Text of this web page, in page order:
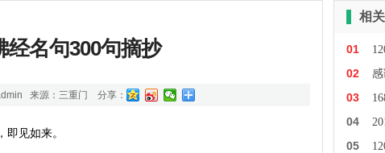
经名句300句摘抄
来源： 三重门 分享：
喻者；法尚应舍，何况非法。

163、 世人都晓神仙好，唯有功名忘不了；古今将相在何方？荒冢一堆草没了。

164、为诸庶类作不请之友。受持如来甚深法藏。护佛种性常使不绝。

165、于诸众生，视若自己。拯济负荷，皆度彼岸。    

166、  我作佛时，十方众生，闻我名号，至心信乐。所有善根，心心回向，愿生我国。乃至十念，若不生者，不取正觉。唯除五逆，诽谤正法。

167、观法如化，三昧常寂。

168、 于诸有情，常怀慈忍，和颜爱语，劝谕策进。

169、 若有众生住大乘者，以清净心，向无量寿。乃至十念，愿生其国。闻甚深法，即生信解。乃至获得一念净心，发一念心念于彼佛。此人临命终时，如在梦中，见阿弥陀佛，定生彼国，得不退转无上菩提。

170、 复次阿难：东方恒河沙数世界，一一界中如恒沙佛，各出广长舌相，放无量光，说诚实言，称赞无量寿佛不可思议功德。南西北方恒沙世界，诸佛称赞亦复如是；四维上下恒沙世界，诸佛称赞亦复如是。何以故？欲令他方所有众生闻彼佛名，发清净心。忆念受持，归依供养。乃至能发一念净信，所有善根，至心回向，愿生彼国。随愿皆生，得不退转，乃至无上正等菩提。

171、  阿弥陀佛光明善好，胜于日月之明，千亿万倍。光中极尊，佛中之王。是故无量寿佛，亦号无量光佛；亦号无边光佛、无碍光佛、无等光佛；亦号智慧光、常照光、清净光、欢喜光、解脱光、安隐光、超日月光、不思议光。如是光明，普照十方一切世界。其有众生，遇斯光者，垢灭善生，身意柔软。若在三途极苦之处，见此光明皆得休息。命终皆得解脱。若有众生闻其光明威神功德，日夜称说，至心不断，随意所愿，得生其国。

172、无边殊胜刹　其佛本愿力 闻名欲往生　自致不退转

173、不欣世语，乐在正论。知一切法，悉皆空寂。生身烦恼，二余俱尽。

174、 累念积虑，为心走使。

175、 虽一世精进勤苦，须臾间耳。后生无量寿国，快乐无极。永拔生死之本，无复苦恼之患。寿千万劫，自在随意。宜各精进，求心所愿。

176、 虽不即时暴应，善恶会当归之。

177、无极之胜道，易往而无人。其国不逆违，自然所牵随捐志若虚空，勤行求道德。可得极长生，寿乐无有极。何为著世事，譊譊忧无常。

178、善恶报应，祸福相承，身自当之，无谁代者。善人行善，从乐入乐，从明入明。恶人行恶，从苦入苦，从冥入冥。谁能知者，独佛知耳。教语开示，信行者少。生死不休，恶道不绝。如是世人，难可具尽。故有自然三涂，无量苦恼，辗转其中。世世累劫，无有出期。难得解脱，痛不可言。

179、若曹作善，云何第一？当自端心，当自端身。耳目口鼻，皆当自端。身心净洁，与善相应。勿随嗜欲，不犯诸恶。言色当和，身行当专。动作瞻视，安定徐为。做事仓卒，败悔在后。为之不谛，亡其功夫。

180、佛所行处，国邑丘聚，靡不蒙化。天下和顺，日月清明。风雨以时，灾厉不起。国丰民安，兵戈无用。崇德兴仁，务修礼让。国无盗贼。无有怨枉。强不凌弱，各得其所。

181、若有善男子，善女人，得闻阿弥陀佛名号，能生一念喜爱之心，归依瞻礼，如说修行，当知此人为得大利。当获如上所说功德。心无下劣，亦不贡高。成就善根，悉皆增上。当知此人非是小乘。于我法中，得名第一弟子。

182、 由于此法不听闻故，有一亿菩萨退转阿耨多罗三藐三菩提。若有众生于此经典，书写、供养、受持、读诵，于须臾顷为他演说，劝令听闻，不生忧恼，乃至昼夜思惟彼刹及佛功德，于无上道，终不退转。彼人临终，假使三千大千世界满中大火，亦能超过，生彼国土。是人已曾值过去佛，受菩提记，一切如来同所称赞。是故应当专心信受、持诵、说行。

183、若不往昔修福慧　于此正法不能闻已曾供养诸如来　则能欢喜信此事

184、舍利弗。当知我于五浊恶世，行此难事，得阿耨多罗三藐三菩提，为一切世间说此难信之法，是为甚难。

186、善男子。父母恩者。父有慈恩。母有悲恩。母悲恩者。若我住世于一劫中说不能尽。我今为汝宣说少分。假使有人为福德故。恭敬供养一百净行大婆罗门。一百五通诸大神仙。一百善友。安置七宝上妙堂内。以百千种上妙珍膳。垂诸璎珞众宝衣服。栴檀沉香立诸房舍。百宝庄严床卧敷具。疗治众病百种汤药。一心供养满百千劫。不如一念住孝顺心。以微少物色养悲母。随所供侍。比前功德。百千万分不可校量。世间悲母念子无比。恩及未形。始自受胎终于十月。行住坐卧受诸苦恼非口所宣。虽得欲乐饮食衣服而不生爱。忧念之心恒无休息。但自思惟将欲生产。渐受诸苦昼夜愁恼。若产难时如百千刃竞来屠割。或致无常。若无苦恼诸亲眷属喜乐无尽。犹如贫女得如意珠。其子发声如闻音乐。以母胸臆而为寝处。左右膝上常为游履。于胸臆中出甘露泉。长养之恩弥于普天。怜愍之德广大无比。世间所高莫过山岳。悲母之恩逾于须弥。世间之重大地为先。悲母之恩亦过于彼。若有男女背恩不顺。令其父母生怨念心。母发恶言子即随堕。或在地狱饿鬼畜生。世间之疾莫过猛风。怨念之征复速于彼。一切如来金刚天等。及五通仙不能救护。若善男子善女人。依悲母教承顺无违。诸天护念福乐无尽。如是男女即名尊贵天人种类。
相
01
02
03
04
05